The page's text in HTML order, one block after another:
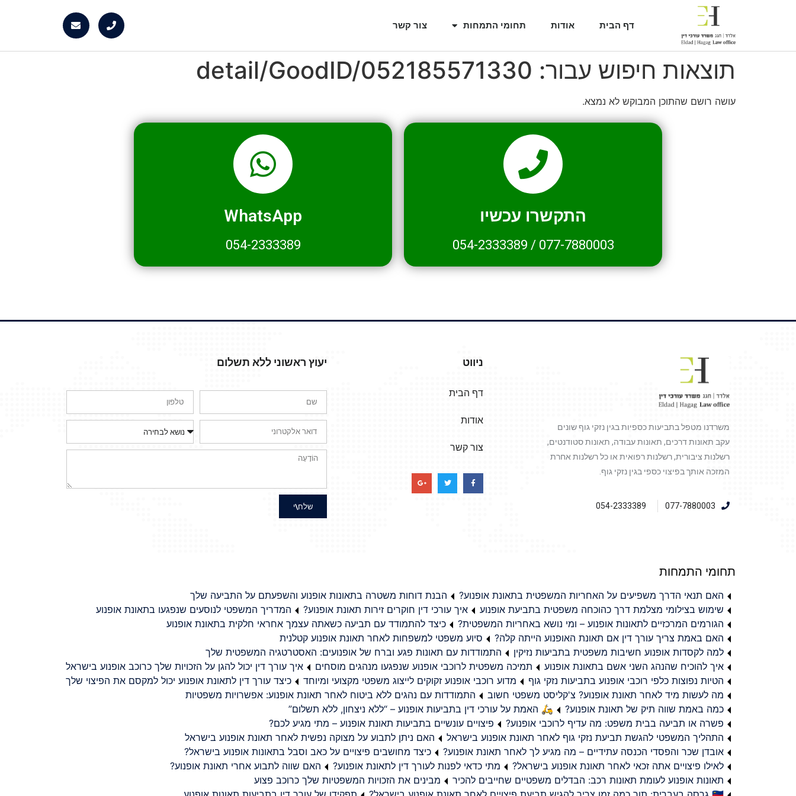
דף הבית אודות תחומי התמחות צור קשר
תוצאות חיפוש עבור: detail/GoodID/052185571330
עושה רושם שהתוכן המבוקש לא נמצא.
התקשרו עכשיו
077-7880003
/
054-2333389
WhatsApp
054-2333389
משרדנו מטפל בתביעות כספיות בגין נזקי גוף שונים
עקב תאונות דרכים, תאונות עבודה, תאונות סטודנטים,
רשלנות ציבורית, רשלנות רפואית או כל רשלנות אחרת
המזכה אותך בפיצוי כספי בגין נזקי גוף.
077-7880003
054-2333389
ניווט
דף הבית
אודות
צור קשר
יעוץ ראשוני ללא תשלום
שלח\י
תחומי התמחות
האם תנאי הדרך משפיעים על האחריות המשפטית בתאונת אופנוע?
הבנת דוחות משטרה בתאונות אופנוע והשפעתם על התביעה שלך
שימוש בצילומי מצלמת דרך כהוכחה משפטית בתביעת אופנוע
איך עורכי דין חוקרים זירות תאונת אופנוע?
המדריך המשפטי לנוסעים שנפגעו בתאונת אופנוע
הגורמים המרכזיים לתאונות אופנוע – ומי נושא באחריות המשפטית?
כיצד להתמודד עם תביעה כשאתה עצמך אחראי חלקית בתאונת אופנוע
האם באמת צריך עורך דין אם תאונת האופנוע הייתה קלה?
סיוע משפטי למשפחות לאחר תאונת אופנוע קטלנית
למה לקסדות אופנוע חשיבות משפטית בתביעות נזיקין
התמודדות עם תאונות פגע וברח של אופנועים: האסטרטגיה המשפטית שלך
איך להוכיח שהנהג השני אשם בתאונת אופנוע
תמיכה משפטית לרוכבי אופנוע שנפגעו מנהגים מוסחים
איך עורך דין יכול להגן על הזכויות שלך כרוכב אופנוע בישראל
הטיות נפוצות כלפי רוכבי אופנוע בתביעות נזקי גוף
מדוע רוכבי אופנוע זקוקים לייצוג משפטי מקצועי ומיוחד
כיצד עורך דין לתאונת אופנוע יכול למקסם את הפיצוי שלך
מה לעשות מיד לאחר תאונת אופנוע? צ'קליסט משפטי חשוב
התמודדות עם נהגים ללא ביטוח לאחר תאונת אופנוע: אפשרויות משפטיות
כמה באמת שווה תיק של תאונת אופנוע?
🛵 האמת על עורכי דין בתביעות אופנוע – “ללא ניצחון, ללא תשלום”
פשרה או תביעה בבית משפט: מה עדיף לרוכבי אופנוע?
פיצויים עונשיים בתביעות תאונת אופנוע – מתי מגיע לכם?
התהליך המשפטי להגשת תביעת נזקי גוף לאחר תאונת אופנוע בישראל
האם ניתן לתבוע על מצוקה נפשית לאחר תאונת אופנוע בישראל
אובדן שכר והפסדי הכנסה עתידיים – מה מגיע לך לאחר תאונת אופנוע?
כיצד מחושבים פיצויים על כאב וסבל בתאונות אופנוע בישראל?
לאילו פיצויים אתה זכאי לאחר תאונת אופנוע בישראל?
מתי כדאי לפנות לעורך דין לתאונת אופנוע?
האם שווה לתבוע אחרי תאונת אופנוע?
תאונות אופנוע לעומת תאונות רכב: הבדלים משפטיים שחייבים להכיר
מבינים את הזכויות המשפטיות שלך כרוכב פצוע